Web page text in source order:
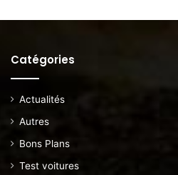
Catégories
Actualités
Autres
Bons Plans
Test voitures